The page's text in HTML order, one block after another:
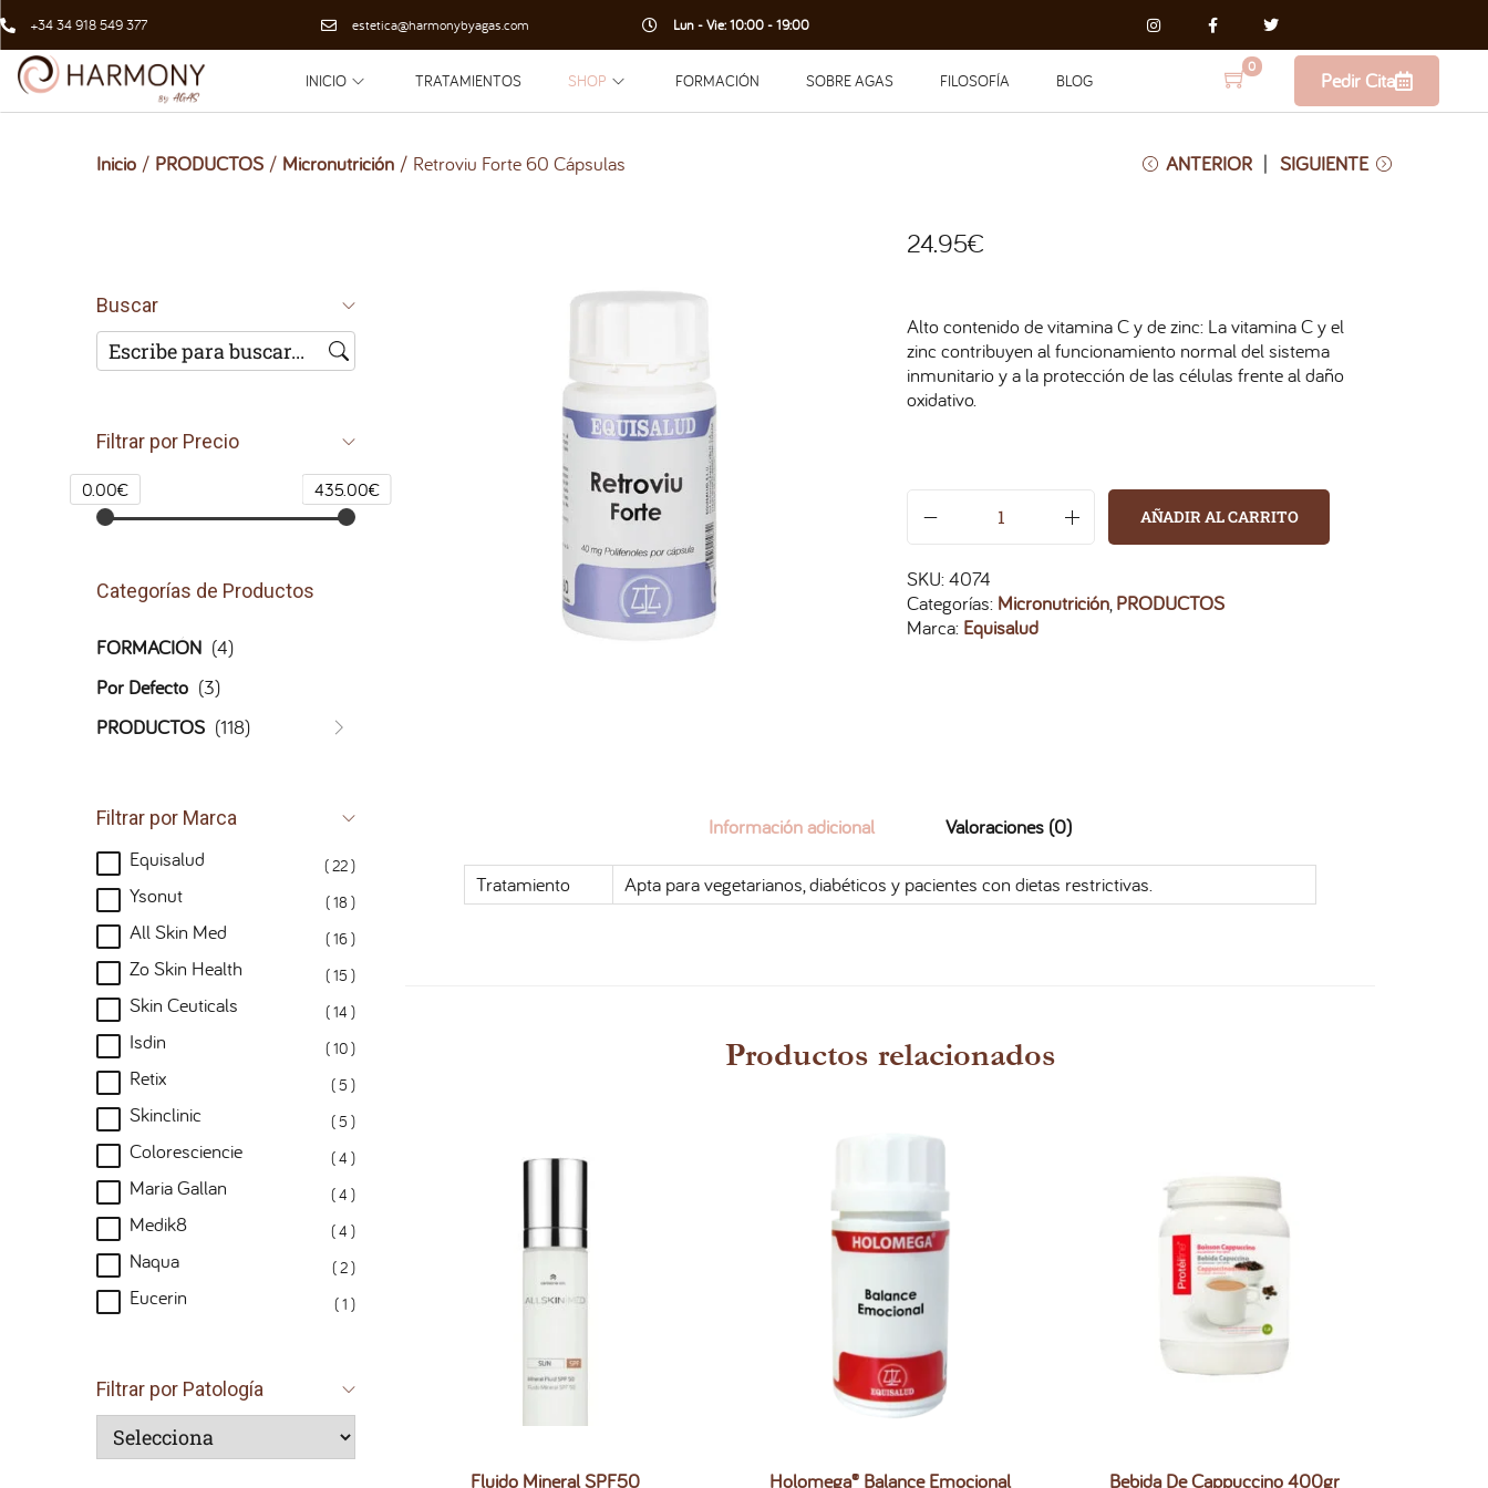
+34 34 918 549 377 estetica@harmonybyagas.com Lun - Vie: 10:00 - 19:00
INICIO TRATAMIENTOS SHOP FORMACIÓN SOBRE AGAS FILOSOFÍA BLOG
0
Pedir Cita
Inicio / PRODUCTOS / Micronutrición / Retroviu Forte 60 Cápsulas ANTERIOR SIGUIENTE
24.95€
Alto contenido de vitamina C y de zinc: La vitamina C y el
zinc contribuyen al funcionamiento normal del sistema
inmunitario y a la protección de las células frente al daño
oxidativo.
AÑADIR AL CARRITO
SKU:4074
Categorías: Micronutrición,PRODUCTOS
Marca: Equisalud
Información adicional Valoraciones (0)
Tratamiento Apta para vegetarianos, diabéticos y pacientes con dietas restrictivas.
Productos relacionados
Fluido Mineral SPF50
Holomega® Balance Emocional
Bebida De Cappuccino 400gr
Buscar
Filtrar por Precio
0.00€ 435.00€
Categorías de Productos
FORMACIÓN (4)
Por Defecto (3)
PRODUCTOS (118)
Filtrar por Marca
Equisalud ( 22 )
Ysonut ( 18 )
All Skin Med ( 16 )
Zo Skin Health ( 15 )
Skin Ceuticals ( 14 )
Isdin ( 10 )
Retix ( 5 )
Skinclinic ( 5 )
Coloresciencie ( 4 )
Maria Gallan ( 4 )
Medik8 ( 4 )
Naqua ( 2 )
Eucerin ( 1 )
Filtrar por Patología